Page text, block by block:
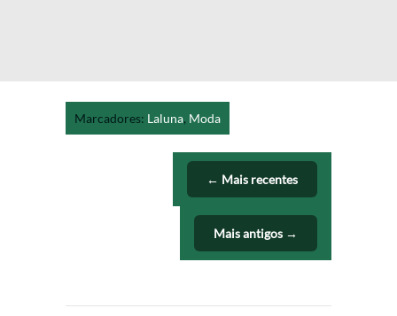
Marcadores: Laluna, Moda
← Mais recentes
Mais antigos →